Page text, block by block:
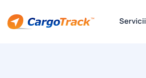
Servicii